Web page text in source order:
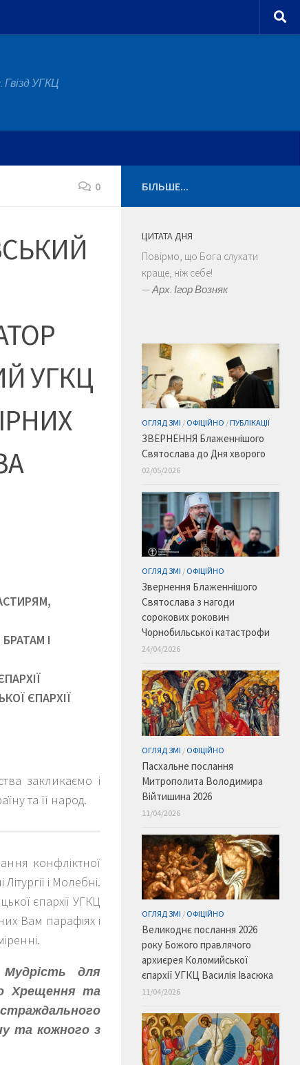
УГКЦ
0
УГКЦ
І
ЄПАРХІЇ
закликаємо і
та її народ.
конфліктної
і Молебні.
єпархії УГКЦ
Вам парафіях і
для
Хрещення та
та кожного з
БІЛЬШЕ...
ЦИТАТА ДНЯ
Повірмо, що Бога слухати
краще, ніж себе!
—Арх. Ігор Возняк
ОГЛЯД ЗМІ / ОФІЦІЙНО /ПУБЛІКАЦІЇ
ЗВЕРНЕННЯ Блаженнішого
Святослава до Дня хворого
02/05/2026
ОГЛЯД ЗМІ / ОФІЦІЙНО
Звернення Блаженнішого
Святослава з нагоди
сорокових роковин
Чорнобильської катастрофи
24/04/2026
ОГЛЯД ЗМІ / ОФІЦІЙНО
Пасхальне послання
Митрополита Володимира
Війтишина 2026
11/04/2026
ОГЛЯД ЗМІ / ОФІЦІЙНО
Великоднє послання 2026
року Божого правлячого
архиєрея Коломийської
єпархії УГКЦ Василія Івасюка
11/04/2026